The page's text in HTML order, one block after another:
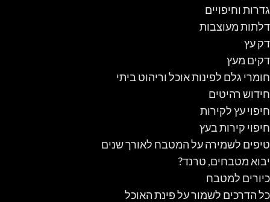
גדרות וחיפויים
דלתות מעוצבות
דק עץ
דקים מעץ
חומרי גלם לפינות אוכל וריהוט ביתי
חידוש רהיטים
חיפוי עץ לקירות
חיפוי קירות בעץ
טיפים לשמירה על המטבח לאורך שנים
יבוא מטבחים, טרנד?
כיורים למטבח
כל הדרכים לשמור על פינת האוכל